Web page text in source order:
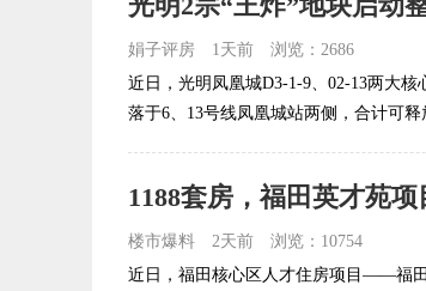
娟子评房 1天前
浏览：2686
近日，光明凤凰城D3-1-9、02-13两大
落于6、13号线凤凰城站两侧，合计可
1188套房，福田英才苑
楼市爆料 2天前
浏览：10754
近日，福田核心区人才住房项目——福